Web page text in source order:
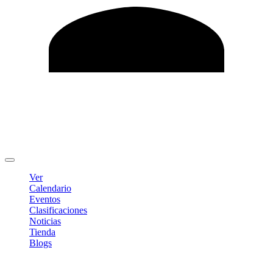
Ver
Calendario
Eventos
Clasificaciones
Noticias
Tienda
Blogs